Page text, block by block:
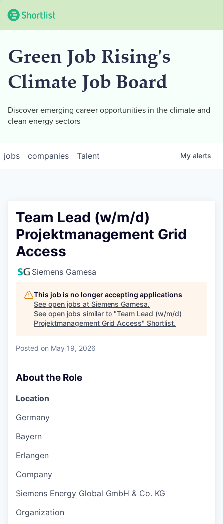
Green Job Rising's
Climate Job Board
Discover emerging career opportunities in the climate and
clean energy sectors
jobs companies Talent My alerts
Team Lead (w/m/d)
Projektmanagement Grid
Access
Siemens Gamesa
This job is no longer accepting applications
See open jobs at Siemens Gamesa.
See open jobs similar to "Team Lead (w/m/d)
Projektmanagement Grid Access" Shortlist.
Posted on May 19, 2026
About the Role
Location
Germany
Bayern
Erlangen
Company
Siemens Energy Global GmbH & Co. KG
Organization